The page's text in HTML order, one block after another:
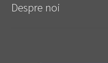
Despre noi